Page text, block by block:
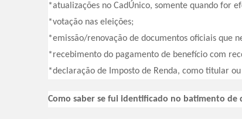
*atualizações no CadÚnico, somente quando for
*votação nas eleições;
*emissão/renovação de documentos oficiais que
*recebimento do pagamento de benefício com
*declaração de Imposto de Renda, como titular
Como saber se fui identificado no batimento de